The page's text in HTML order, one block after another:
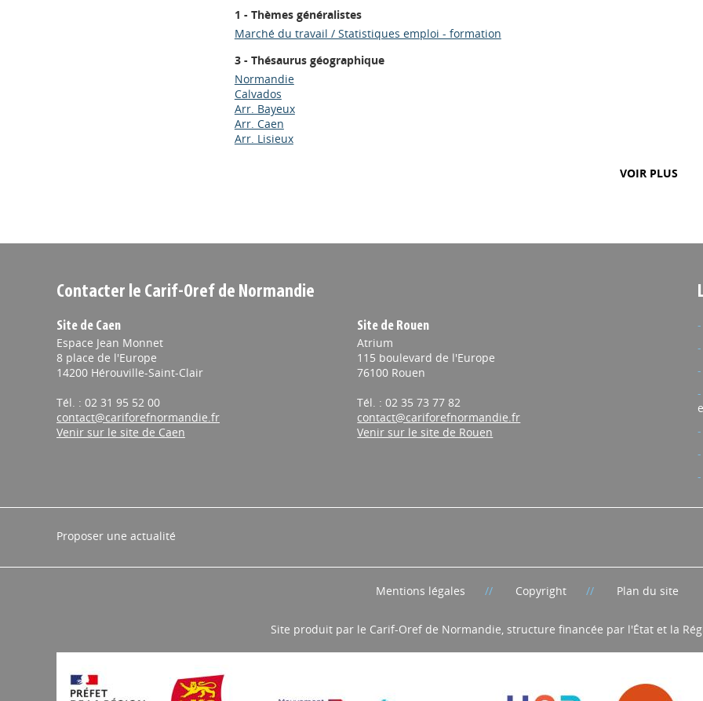
1 - Thèmes généralistes
Marché du travail / Statistiques emploi - formation
3 - Thésaurus géographique
Normandie
Calvados
Arr. Bayeux
Arr. Caen
Arr. Lisieux
VOIR PLUS
Contacter le Carif-Oref de Normandie
Site de Caen
Espace Jean Monnet
8 place de l'Europe
14200 Hérouville-Saint-Clair
Tél. : 02 31 95 52 00
contact@cariforefnormandie.fr
Venir sur le site de Caen
Site de Rouen
Atrium
115 boulevard de l'Europe
76100 Rouen
Tél. : 02 35 73 77 82
contact@cariforefnormandie.fr
Venir sur le site de Rouen
Proposer une actualité
Mentions légales Copyright Plan du site
Site produit par le Carif-Oref de Normandie, structure financée par l'État et la